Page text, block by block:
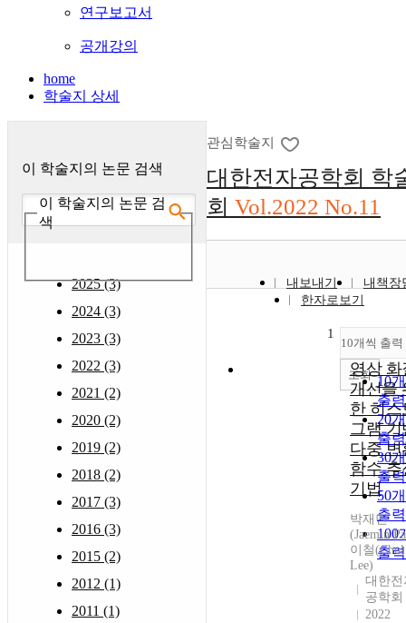
연구보고서
공개강의
home
학술지 상세
이 학술지의 논문 검색
이 학술지의 논문 검
색
2025 (3)
2024 (3)
2023 (3)
2022 (3)
2021 (2)
2020 (2)
2019 (2)
2018 (2)
2017 (3)
2016 (3)
2015 (2)
2012 (1)
2011 (1)
관심학술지
대한전자공학회 학
회 Vol.2022 No.11
내보내기
내책장
한자로보기
10개씩 출력
10
출력
20
출력
30
출력
50
출력
100
출력
조회
1
영상 화
개선을
한 히스
그램 기
다중 변
함수 추
기법
박재민
(Jaemin
이철(Chul
Lee)
대한전
공학회
2022